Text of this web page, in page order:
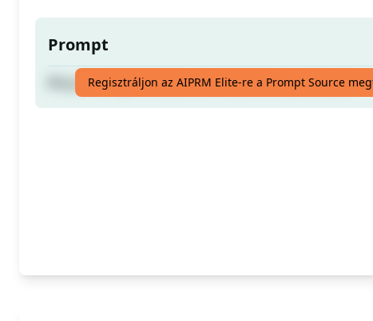
Prompt
Blog témák generálása az értékesítés szándékával
Regisztráljon az AIPRM Elite-re a Prompt Source